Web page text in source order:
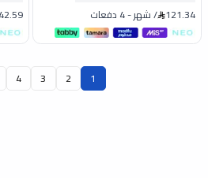
121.34
/شهر-4 دفعات
1
2
3
4